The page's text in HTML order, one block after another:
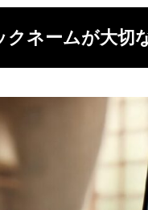
クネームが大切